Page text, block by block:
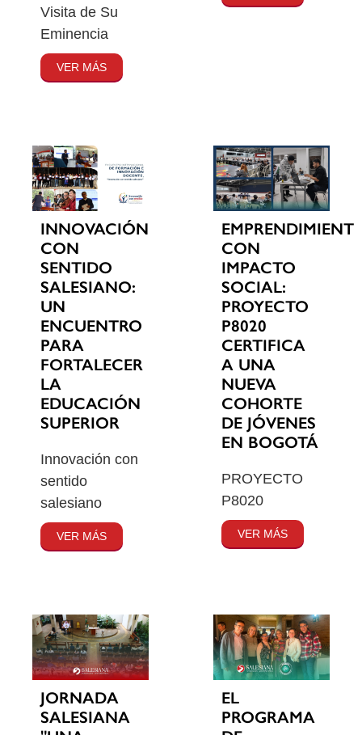
Visita de Su
Eminencia
VER MÁS
INNOVACIÓN
CON
SENTIDO
SALESIANO:
UN
ENCUENTRO
PARA
FORTALECER
LA
EDUCACIÓN
SUPERIOR
Innovación con
sentido
salesiano
VER MÁS
CON
IMPACTO
SOCIAL:
PROYECTO
P8020
CERTIFICA
A UNA
NUEVA
COHORTE
DE JÓVENES
EN BOGOTÁ
PROYECTO
P8020
VER MÁS
JORNADA
SALESIANA
EL
PROGRAMA